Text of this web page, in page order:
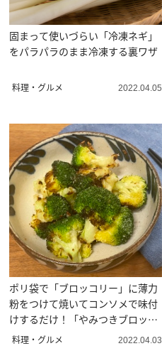
固まって使いづらい「冷凍ネギ」
をパラパラのまま冷凍する裏ワザ
料理・グルメ 2022.04.05
ポリ袋で「ブロッコリー」に薄力
粉をつけて焼いてコンソメで味付
けするだけ！「やみつきブロッコ
リー」
料理・グルメ 2022.04.03